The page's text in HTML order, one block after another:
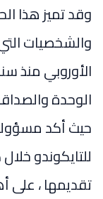
وقد تميز هذا
والشخصيات
الوحدة
حيث أكد مسؤولو
للتايكوندو
تقديمها ، على